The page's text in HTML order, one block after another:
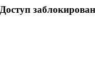
Доступ